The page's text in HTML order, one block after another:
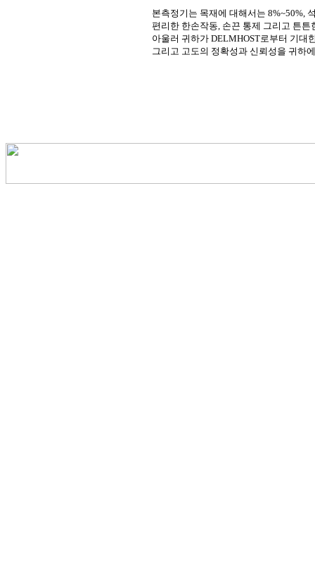
본측정기는 목재에 대해서는 8%~50%,
편리한 한손작동, 손끈 통제 그리고 튼
아울러 귀하가 DELMHOST로부터 기대
그리고 고도의 정확성과 신뢰성을 귀하